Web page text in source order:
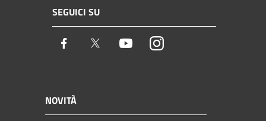
SEGUICI SU
Facebook Twitter YoutubeInstagram
NOVITÀ